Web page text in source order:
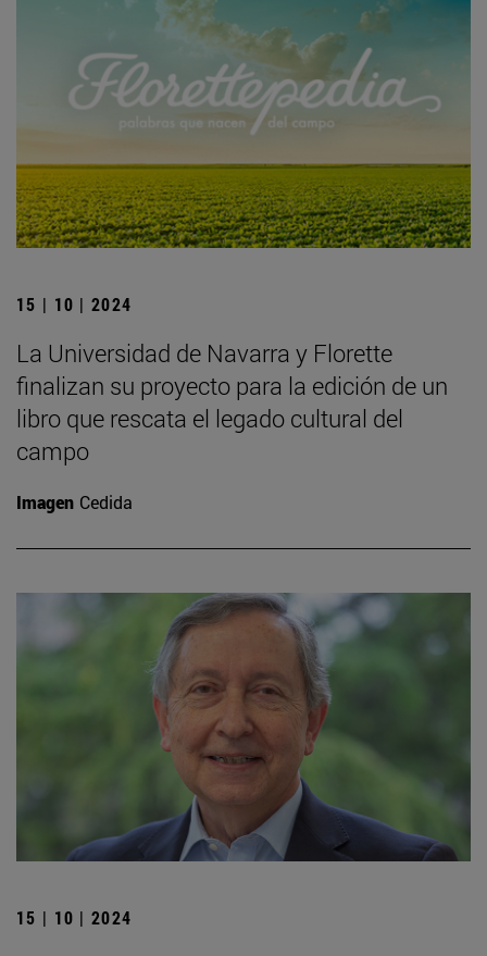
15 | 10 | 2024
La Universidad de Navarra y Florette
finalizan su proyecto para la edición de un
libro que rescata el legado cultural del
campo
Imagen Cedida
15 | 10 | 2024